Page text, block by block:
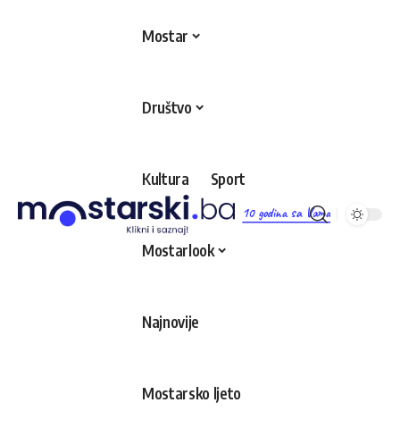
10 godina sa Vama
Mostar
Društvo
Kultura Sport
Mostarlook
Najnovije
Mostarsko ljeto